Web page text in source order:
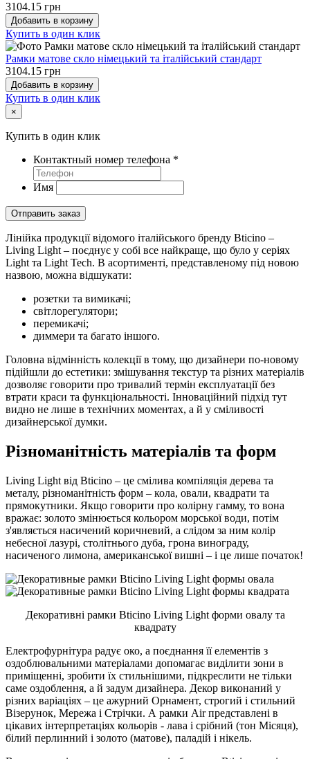
3104.15 грн
Добавить в корзину
Купить в один клик
Рамки матове скло німецький та італійський стандарт
3104.15 грн
Добавить в корзину
Купить в один клик
×
Купить в один клик
Контактный номер телефона *
Имя
Отправить заказ
Лінійка продукції відомого італійського бренду Bticino –
Living Light – поєднує у собі все найкраще, що було у серіях
Light та Light Tech. В асортименті, представленому під новою
назвою, можна відшукати:
розетки та вимикачі;
світлорегулятори;
перемикачі;
диммери та багато іншого.
Головна відмінність колекції в тому, що дизайнери по-новому
підійшли до естетики: змішування текстур та різних матеріалів
дозволяє говорити про тривалий термін експлуатації без
втрати краси та функціональності. Інноваційний підхід тут
видно не лише в технічних моментах, а й у сміливості
дизайнерської думки.
Різноманітність матеріалів та форм
Living Light від Bticino – це смілива компіляція дерева та
металу, різноманітність форм – кола, овали, квадрати та
прямокутники. Якщо говорити про колірну гамму, то вона
вражає: золото змінюється кольором морської води, потім
з'являється насичений коричневий, а слідом за ним колір
небесної лазурі, столітнього дуба, грона винограду,
насиченого лимона, американської вишні – і це лише початок!
Декоративні рамки Bticino Living Light форми овалу та
квадрату
Електрофурнітура радує око, а поєднання її елементів з
оздоблювальними матеріалами допомагає виділити зони в
приміщенні, зробити їх стильнішими, підкреслити не тільки
саме оздоблення, а й задум дизайнера. Декор виконаний у
різних варіаціях – це ажурний Орнамент, строгий і стильний
Візерунок, Мережа і Стрічки. А рамки Air представлені в
цікавих інтерпретаціях кольорів - лава і срібний (тон Місяця),
білий перлинний і золото (матове), паладій і нікель.